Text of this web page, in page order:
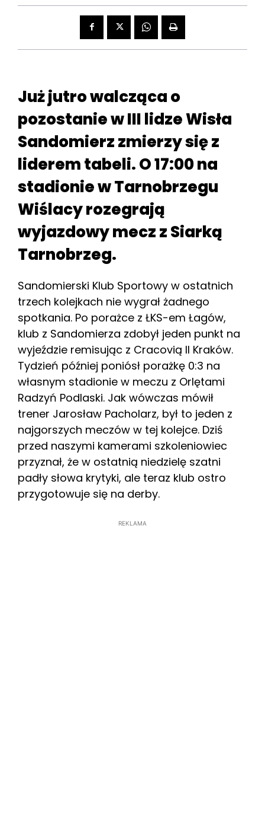
Już jutro walcząca o
pozostanie w III lidze Wisła
Sandomierz zmierzy się z
liderem tabeli. O 17:00 na
stadionie w Tarnobrzegu
Wiślacy rozegrają
wyjazdowy mecz z Siarką
Tarnobrzeg.
Sandomierski Klub Sportowy w ostatnich
trzech kolejkach nie wygrał żadnego
spotkania. Po porażce z ŁKS-em Łagów,
klub z Sandomierza zdobył jeden punkt na
wyjeździe remisując z Cracovią II Kraków.
Tydzień później poniósł porażkę 0:3 na
własnym stadionie w meczu z Orlętami
Radzyń Podlaski. Jak wówczas mówił
trener Jarosław Pacholarz, był to jeden z
najgorszych meczów w tej kolejce. Dziś
przed naszymi kamerami szkoleniowiec
przyznał, że w ostatnią niedzielę szatni
padły słowa krytyki, ale teraz klub ostro
przygotowuje się na derby.
REKLAMA